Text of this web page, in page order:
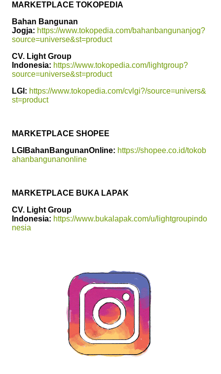
MARKETPLACE TOKOPEDIA
Bahan Bangunan
Jogja: https://www.tokopedia.com/bahanbangunanjog?
source=universe&st=product
CV. Light Group
Indonesia: https://www.tokopedia.com/lightgroup?
source=universe&st=product
LGI: https://www.tokopedia.com/cvlgi?/source=univers&
st=product
MARKETPLACE SHOPEE
LGIBahanBangunanOnline: https://shopee.co.id/tokob
ahanbangunanonline
MARKETPLACE BUKA LAPAK
CV. Light Group
Indonesia: https://www.bukalapak.com/u/lightgroupindo
nesia